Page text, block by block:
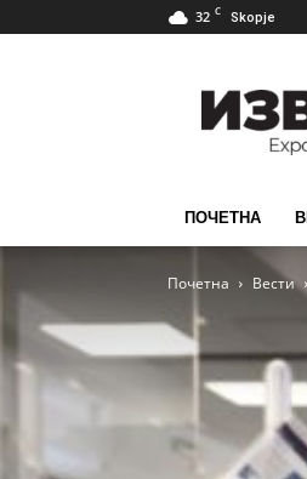
32 C Skopje
ПОЧЕТНА
Почетна Вести